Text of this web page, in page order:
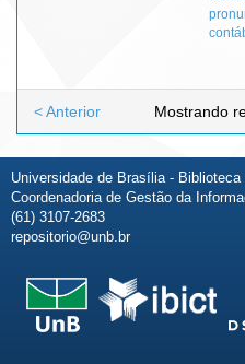
Mostrando
< Anterior
Universidade de Brasília - Biblioteca
Coordenadoria de Gestão da
(61) 3107-2683
repositorio@unb.br